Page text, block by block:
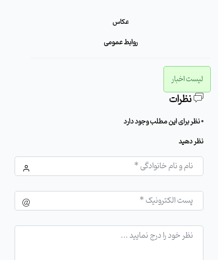
عکاس
روابط عمومی
لیست اخبار
نظرات
0 نظر برای این مطلب وجود دارد
نظر دهید